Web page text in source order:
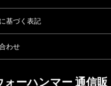
基づく表記
わせ
ーハンマー 通信販